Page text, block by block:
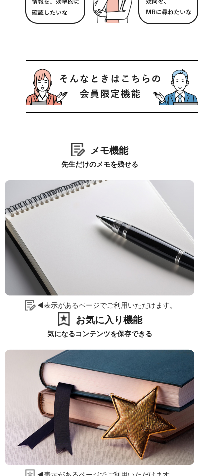
メモ機能
先生だけのメモを残せる
◀表示があるページでご利用いただけます。
お気に入り機能
気になるコンテンツを保存できる